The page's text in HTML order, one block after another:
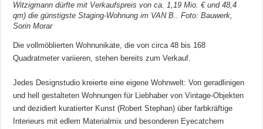
Witzigmann dürfte mit Verkaufspreis von ca. 1,19 Mio. € und 48,4
qm) die günstigste Staging-Wohnung im VAN B.. Foto: Bauwerk,
Sorin Morar
Die vollmöblierten Wohnunikate, die von circa 48 bis 168
Quadratmeter variieren, stehen bereits zum Verkauf.
Jedes Designstudio kreierte eine eigene Wohnwelt: Von geradlinigen
und hell gestalteten Wohnungen für Liebhaber von Vintage-Objekten
und dezidiert kuratierter Kunst (Robert Stephan) über farbkräftige
Interieurs mit edlem Materialmix und besonderen Eyecatchern